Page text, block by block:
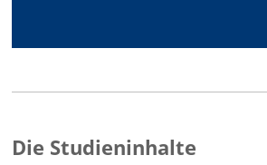
Die Studieninhalte